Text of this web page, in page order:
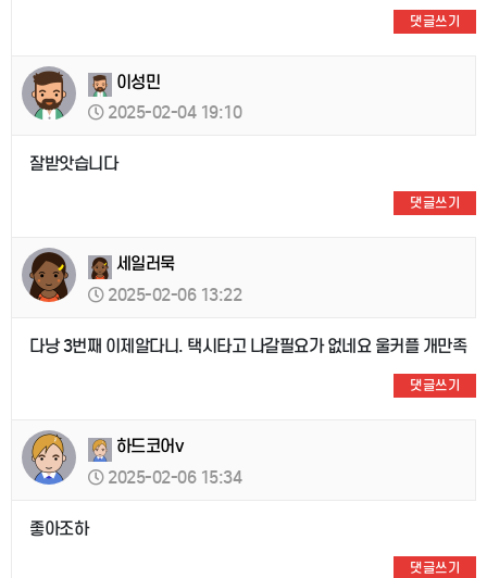
댓글쓰기
이성민
2025-02-04 19:10
잘받앗습니다
댓글쓰기
세일러묵
2025-02-06 13:22
다낭 3번째 이제알다니. 택시타고 나갈필요가 없네요 울커플 개만족
댓글쓰기
하드코어v
2025-02-06 15:34
좋아조하
댓글쓰기